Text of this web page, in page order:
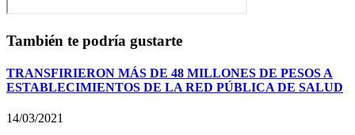
También te podría gustarte
TRANSFIRIERON MÁS DE 48 MILLONES DE PESOS A
ESTABLECIMIENTOS DE LA RED PÚBLICA DE SALUD
14/03/2021